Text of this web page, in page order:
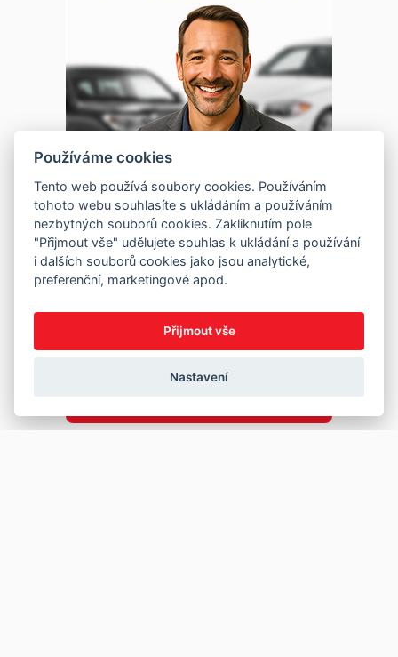
Používáme cookies
Tento web používá soubory cookies. Používáním
tohoto webu souhlasíte s ukládáním a používáním
nezbytných souborů cookies. Zakliknutím pole
"Přijmout vše" udělujete souhlas k ukládání a používání
i dalších souborů cookies jako jsou analytické,
preferenční, marketingové apod.
Přijmout vše
Nastavení